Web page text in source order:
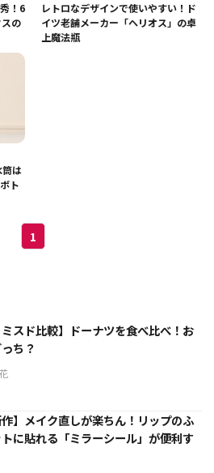
！6
の
レトロなデザインで使いやすい！ド
イツ老舗メーカー「ヘリオス」の卓
上魔法瓶
筒は
ト
1
ミスド比較】ドーナツを食べ比べ！お
ち？
作】メイク直しが楽ちん！リップのふ
に貼れる「ミラーシール」が便利す